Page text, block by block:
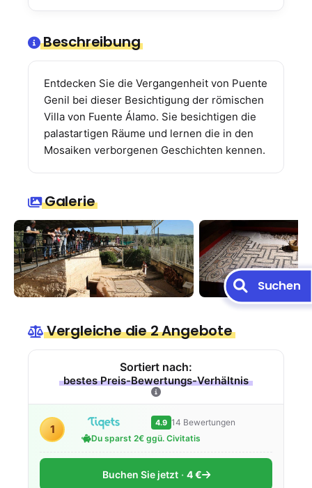
Beschreibung
Entdecken Sie die Vergangenheit von Puente
Genil bei dieser Besichtigung der römischen
Villa von Fuente Álamo. Sie besichtigen die
palastartigen Räume und lernen die in den
Mosaiken verborgenen Geschichten kennen.
Galerie
Vergleiche die 2 Angebote
Sortiert nach:
bestes Preis-Bewertungs-Verhältnis
1 4.9 14 Bewertungen
Du sparst 2€ ggü. Civitatis
Buchen Sie jetzt 4 €
Suchen